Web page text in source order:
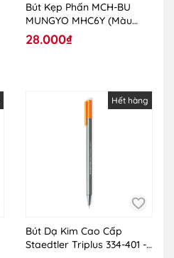
Bút Kẹp Phấn MCH-BU
MUNGYO MHC6Y (Màu
Vàng)
28.000₫
Hết hàng
Bút Dạ Kim Cao Cấp
Staedtler Triplus 334-401 -